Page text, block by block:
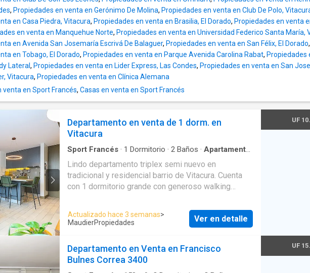
de entrada y living-comedor amplio con cocina
incorporada de muy buen diseño. Gran logia
independiente. Terraza con una linda vista despejada
a la cordillera. 3 dormitorios amplios y 2 baños
completos. Incluye 1 estacionamiento y 1 bodega. El
sector es muy r práctico: muy cerca de la Clínica
Alemana, centro Meds, laboratorios, supermercados
y colegios. Es un lugar ideal para la vida familiar por
la seguridad y el entorno que ofrece el condominio.
Si te interesa conocerlo o crees que a alguien de tu
agendar una visita
, Propiedades en venta en Gerónimo De Molina, Propiedades en venta en Club De Polo,
en Casa Piedra, Vitacura, Propiedades en venta en Brasilia, El Dorado, Propiedades en venta
en venta en Manquehue Norte, Propiedades en venta en Universidad Federico Santa María,
en Avenida San Josemaría Escrivá De Balaguer, Propiedades en venta en San Félix, El Dorado,
en Tobago, El Dorado, Propiedades en venta en Parque Avenida Carolina Rabat, Propiedades
Lateral , Propiedades en venta en Lider Express, Las Condes, Propiedades en venta en San
Vitacura, Propiedades en venta en Clínica Alemana
venta en Sport Francés, Casas en venta en Sport Francés
Departamento en venta de 1 dorm. en
Vitacura
Sport Francés · 1 Dormitorio · 2 Baños · Apartamento
Terraza·Seguridad·Agua·Gimnasio
Lindo departamento triplex semi nuevo en
tradicional y residencial barrio de Vitacura. Cuenta
con 1 dormitorio grande con generoso walking
El segundo baño también de muy buen tamaño.
Tiene cocina integrada y luminoso living comedor
con salida a una linda terraza. Más arriba una azotea
pensada para la vida social y el relajo. Excelentes
espacios comunes y muy bien mantenidos.
Actualizado hace 3 semanas>
MaudierPropiedades
Ver en detalle
UF
Departamento en Venta en Francisco
Bulnes Correa 3400
UF